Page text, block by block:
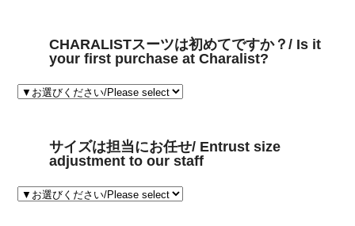
CHARALISTスーツは初めてですか？/ Is it
your first purchase at Charalist?
サイズは担当にお任せ/ Entrust size
adjustment to our staff